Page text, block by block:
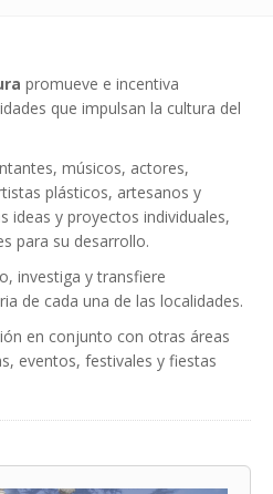
promueve e incentiva
que impulsan la cultura del
músicos, actores,
plásticos, artesanos y
ideas y proyectos individuales,
para su desarrollo.
investiga y transfiere
de cada una de las localidades.
en conjunto con otras áreas
eventos, festivales y fiestas